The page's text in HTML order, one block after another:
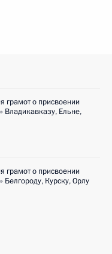
грамот о присвоении
Владикавказу, Ельне,
грамот о присвоении
Белгороду, Курску, Орлу